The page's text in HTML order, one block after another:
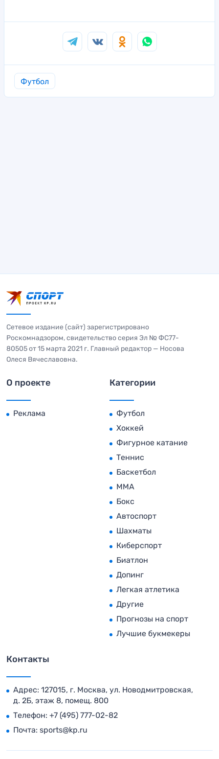
Футбол
Сетевое издание (сайт) зарегистрировано
Роскомнадзором, свидетельство серия Эл № ФС77-
80505 от 15 марта 2021 г. Главный редактор — Носова
Олеся Вячеславовна.
О проекте
Реклама
Категории
Футбол
Хоккей
Фигурное катание
Теннис
Баскетбол
MMA
Бокс
Автоспорт
Шахматы
Киберспорт
Биатлон
Допинг
Легкая атлетика
Другие
Прогнозы на спорт
Лучшие букмекеры
Контакты
Адрес: 127015, г. Москва, ул. Новодмитровская,
д. 2Б, этаж 8, помещ. 800
Телефон: +7 (495) 777-02-82
Почта: sports@kp.ru